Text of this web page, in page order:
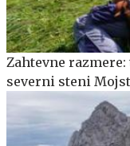
Zahtevne
severni steni